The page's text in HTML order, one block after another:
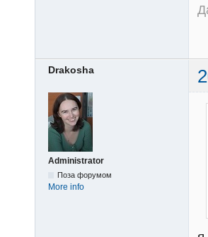
Drakosha
Administrator
Поза форумом
More info